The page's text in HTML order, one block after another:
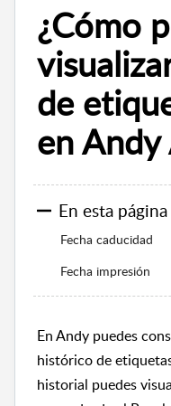
¿Cómo
de
en Andy
En esta página
Fecha caducidad
Fecha impresión
En Andy puedes
histórico de
historial puedes